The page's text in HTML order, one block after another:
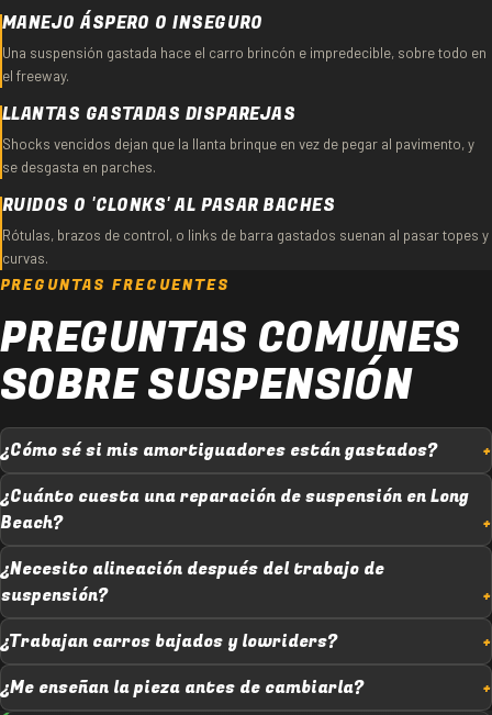
MANEJO ÁSPERO O INSEGURO
Una suspensión gastada hace el carro brincón e impredecible, sobre todo en
el freeway.
LLANTAS GASTADAS DISPAREJAS
Shocks vencidos dejan que la llanta brinque en vez de pegar al pavimento, y
se desgasta en parches.
RUIDOS O 'CLONKS' AL PASAR BACHES
Rótulas, brazos de control, o links de barra gastados suenan al pasar topes y
curvas.
PREGUNTAS FRECUENTES
PREGUNTAS COMUNES
SOBRE SUSPENSIÓN
¿Cómo sé si mis amortiguadores están gastados?
¿Cuánto cuesta una reparación de suspensión en Long
Beach?
¿Necesito alineación después del trabajo de
suspensión?
¿Trabajan carros bajados y lowriders?
¿Me enseñan la pieza antes de cambiarla?